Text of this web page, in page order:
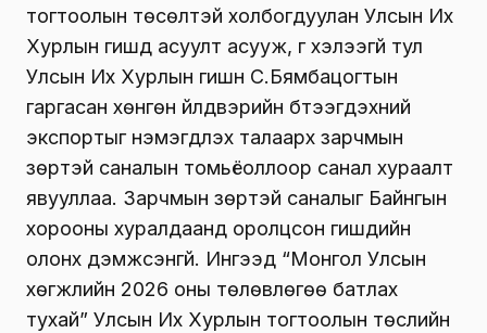
тогтоолын төсөлтэй холбогдуулан Улсын Их
Хурлын гишүүд асуулт асууж, үг хэлээгүй тул
Улсын Их Хурлын гишүүн С.Бямбацогтын
гаргасан хөнгөн үйлдвэрийн бүтээгдэхүүний
экспортыг нэмэгдүүлэх талаарх зарчмын
зөрүүтэй саналын томьёоллоор санал хураалт
явууллаа. Зарчмын зөрүүтэй саналыг Байнгын
хорооны хуралдаанд оролцсон гишүүдийн
олонх дэмжсэнгүй. Ингээд “Монгол Улсын
хөгжлийн 2026 оны төлөвлөгөө батлах
тухай” Улсын Их Хурлын тогтоолын төслийн